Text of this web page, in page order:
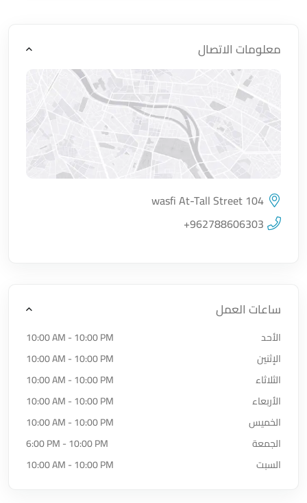
معلومات الاتصال
اضغط لتحميل الموقع
wasfi At-Tall Street 104
+962788606303
ساعات العمل
الأحد
10:00 AM - 10:00 PM
الإثنين
10:00 AM - 10:00 PM
الثلاثاء
10:00 AM - 10:00 PM
الأربعاء
10:00 AM - 10:00 PM
الخميس
10:00 AM - 10:00 PM
الجمعة
6:00 PM - 10:00 PM
السبت
10:00 AM - 10:00 PM